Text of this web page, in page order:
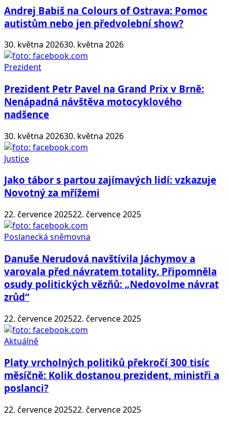
Andrej Babiš na Colours of Ostrava: Pomoc
autistům nebo jen předvolební show?
30. května 202630. května 2026
Prezident
Prezident Petr Pavel na Grand Prix v Brně:
Nenápadná návštěva motocyklového
nadšence
30. května 202630. května 2026
Justice
Jako tábor s partou zajímavých lidí: vzkazuje
Novotný za mřížemi
22. července 202522. července 2025
Poslanecká sněmovna
Danuše Nerudová navštívila Jáchymov a
varovala před návratem totality. Připomněla
osudy politických vězňů: „Nedovolme návrat
zrůd“
22. července 202522. července 2025
Aktuálně
Platy vrcholných politiků překročí 300 tisíc
měsíčně: Kolik dostanou prezident, ministři a
poslanci?
22. července 202522. července 2025